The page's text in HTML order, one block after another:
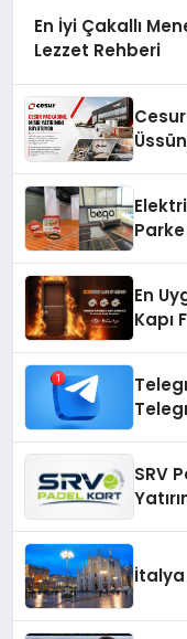
En İyi Çakallı
Lezzet Rehberi
En
Kapı
SRV
İtalya